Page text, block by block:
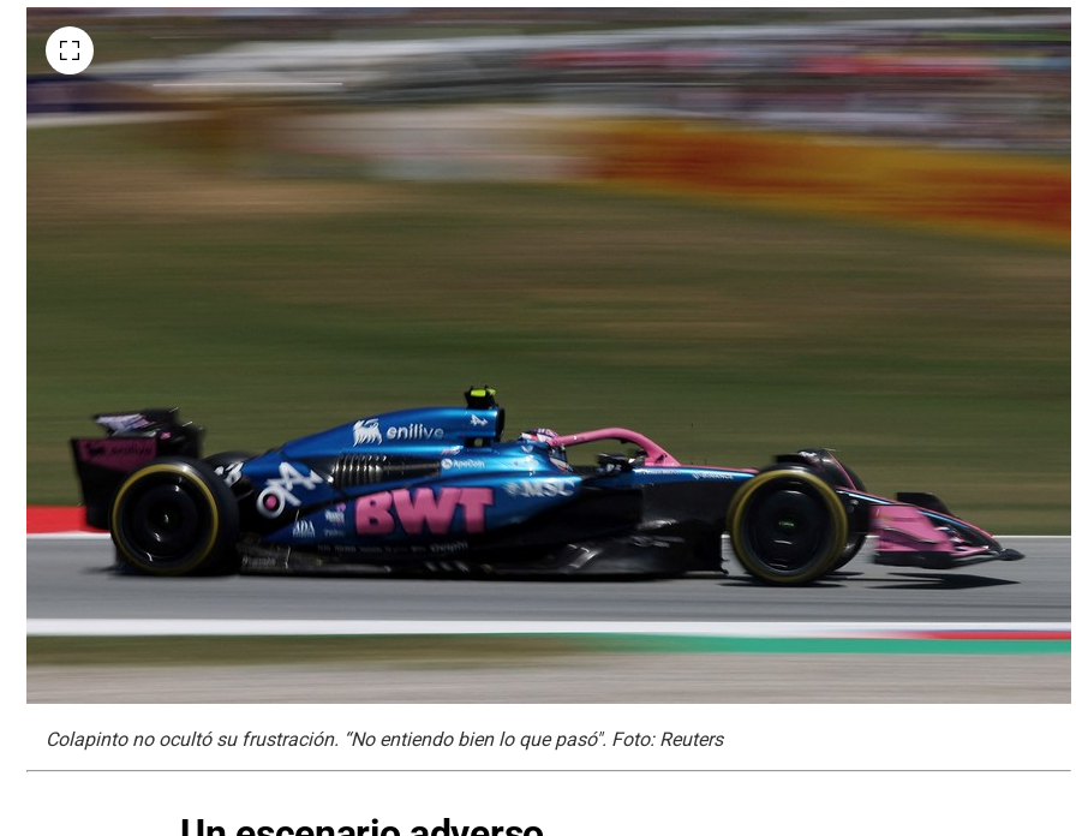
Colapinto no ocultó su frustración. “No entiendo bien lo que pasó". Foto: Reuters